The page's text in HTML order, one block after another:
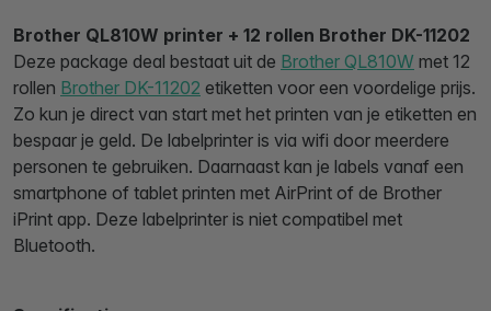
Brother QL810W printer + 12 rollen Brother DK-11202
Deze package deal bestaat uit de Brother QL810W met 12
rollen Brother DK-11202 etiketten voor een voordelige prijs.
Zo kun je direct van start met het printen van je etiketten en
bespaar je geld. De labelprinter is via wifi door meerdere
personen te gebruiken. Daarnaast kan je labels vanaf een
smartphone of tablet printen met AirPrint of de Brother
iPrint app. Deze labelprinter is niet compatibel met
Bluetooth.